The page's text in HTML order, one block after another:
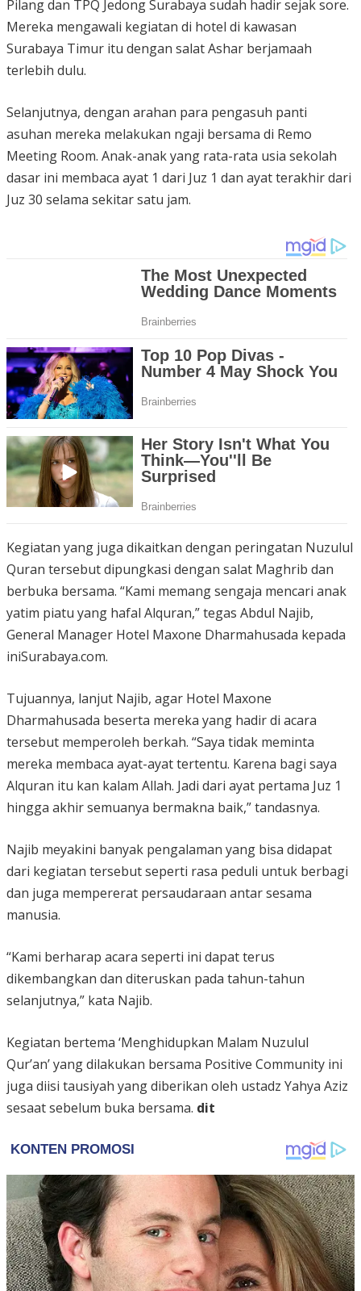
Pilang dan TPQ Jedong Surabaya sudah hadir sejak sore.
Mereka mengawali kegiatan di hotel di kawasan
Surabaya Timur itu dengan salat Ashar berjamaah
terlebih dulu.
Selanjutnya, dengan arahan para pengasuh panti
asuhan mereka melakukan ngaji bersama di Remo
Meeting Room. Anak-anak yang rata-rata usia sekolah
dasar ini membaca ayat 1 dari Juz 1 dan ayat terakhir dari
Juz 30 selama sekitar satu jam.
Kegiatan yang juga dikaitkan dengan peringatan Nuzulul
Quran tersebut dipungkasi dengan salat Maghrib dan
berbuka bersama. “Kami memang sengaja mencari anak
yatim piatu yang hafal Alquran,” tegas Abdul Najib,
General Manager Hotel Maxone Dharmahusada kepada
iniSurabaya.com.
Tujuannya, lanjut Najib, agar Hotel Maxone
Dharmahusada beserta mereka yang hadir di acara
tersebut memperoleh berkah. “Saya tidak meminta
mereka membaca ayat-ayat tertentu. Karena bagi saya
Alquran itu kan kalam Allah. Jadi dari ayat pertama Juz 1
hingga akhir semuanya bermakna baik,” tandasnya.
Najib meyakini banyak pengalaman yang bisa didapat
dari kegiatan tersebut seperti rasa peduli untuk berbagi
dan juga mempererat persaudaraan antar sesama
manusia.
“Kami berharap acara seperti ini dapat terus
dikembangkan dan diteruskan pada tahun-tahun
selanjutnya,” kata Najib.
Kegiatan bertema ‘Menghidupkan Malam Nuzulul
Qur’an’ yang dilakukan bersama Positive Community ini
juga diisi tausiyah yang diberikan oleh ustadz Yahya Aziz
sesaat sebelum buka bersama. dit